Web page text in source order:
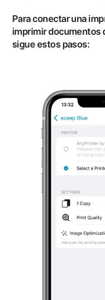
Para conectar una
imprimir documentos
sigue estos pasos: